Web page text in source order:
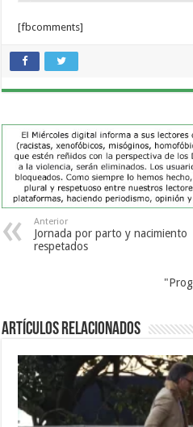
[fbcomments]
Anterior
Jornada por parto y nacimiento
respetados
Artículos Relacionados